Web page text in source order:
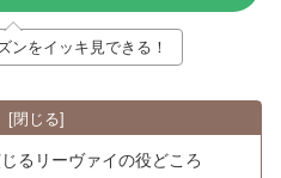
ンをイッキ見できる！
るリーヴァイの役どころ